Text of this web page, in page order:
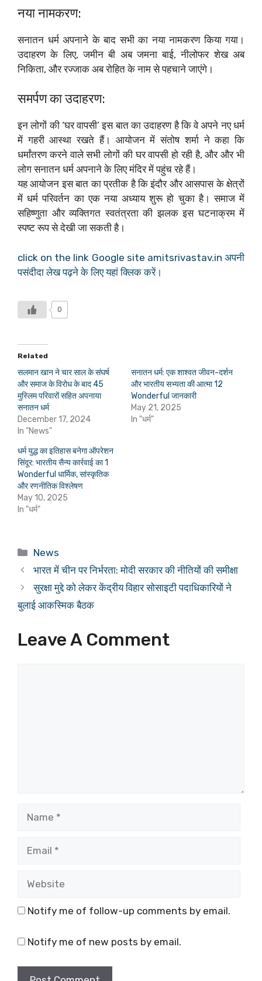
नया नामकरण:
सनातन धर्म अपनाने के बाद सभी का नया नामकरण किया गया।
उदाहरण के लिए, जमीन बी अब जमना बाई, नीलोफर शेख अब
निकिता, और रज्जाक अब रोहित के नाम से पहचाने जाएंगे।
समर्पण का उदाहरण:
इन लोगों की ‘घर वापसी’ इस बात का उदाहरण है कि वे अपने नए धर्म
में गहरी आस्था रखते हैं। आयोजन में संतोष शर्मा ने कहा कि
धर्मांतरण करने वाले सभी लोगों की घर वापसी हो रही है, और और भी
लोग सनातन धर्म अपनाने के लिए मंदिर में पहुंच रहे हैं।
यह आयोजन इस बात का प्रतीक है कि इंदौर और आसपास के क्षेत्रों
में धर्म परिवर्तन का एक नया अध्याय शुरू हो चुका है। समाज में
सहिष्णुता और व्यक्तिगत स्वतंत्रता की झलक इस घटनाक्रम में
स्पष्ट रूप से देखी जा सकती है।
click on the link Google site amitsrivastav.in अपनी
पसंदीदा लेख पढ़ने के लिए यहां क्लिक करें।
0
Related
सलमान खान ने चार साल के संघर्ष
और समाज के विरोध के बाद 45
मुस्लिम परिवारों सहित अपनाया
सनातन धर्म
December 17, 2024
In "News"
सनातन धर्म: एक शाश्वत जीवन-दर्शन
और भारतीय सभ्यता की आत्मा 12
Wonderful जानकारी
May 21, 2025
In "धर्म"
धर्म युद्ध का इतिहास बनेगा ऑपरेशन
सिंदूर: भारतीय सैन्य कार्रवाई का 1
Wonderful धार्मिक, सांस्कृतिक
और रणनीतिक विश्लेषण
May 10, 2025
In "धर्म"
Categories
News
भारत में चीन पर निर्भरता: मोदी सरकार की नीतियों की समीक्षा
सुरक्षा मुद्दे को लेकर केंद्रीय विहार सोसाइटी पदाधिकारियों ने
बुलाई आकस्मिक बैठक
Leave A Comment
Notify me of follow-up comments by email.
Notify me of new posts by email.